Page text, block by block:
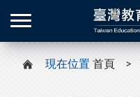
現在位置 首頁